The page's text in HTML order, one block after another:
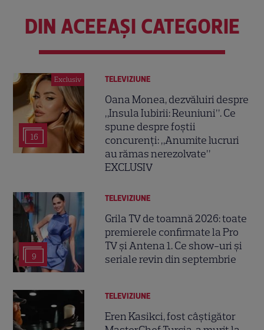
DIN ACEEAȘI CATEGORIE
Exclusiv
16
TELEVIZIUNE
Oana Monea, dezvăluiri despre
„Insula Iubirii: Reuniuni”. Ce
spune despre foștii
concurenți: „Anumite lucruri
au rămas nerezolvate”
EXCLUSIV
9
TELEVIZIUNE
Grila TV de toamnă 2026: toate
premierele confirmate la Pro
TV și Antena 1. Ce show-uri și
seriale revin din septembrie
TELEVIZIUNE
Eren Kasikci, fost câștigător